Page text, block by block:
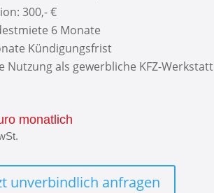
300,- €
6 Monate
Kündigungsfrist
Nutzung als gewerbliche KFZ-Werkstatt
monatlich
unverbindlich anfragen